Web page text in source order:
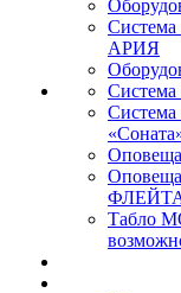
Система
АРИЯ
Табло